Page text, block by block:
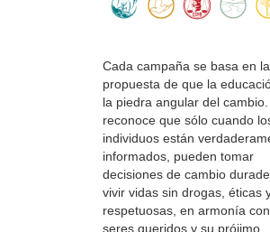
Cada campaña se basa en la
propuesta de que la
la piedra angular del
reconoce que sólo cuando
individuos están
informados, pueden tomar
decisiones de cambio
vivir vidas sin drogas, éticas
respetuosas, en armonía
seres queridos y su prójimo.